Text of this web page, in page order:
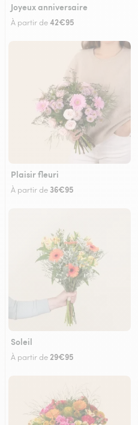
Joyeux anniversaire
À partir de42€95
Plaisir fleuri
À partir de 36€95
Soleil
À partir de29€95